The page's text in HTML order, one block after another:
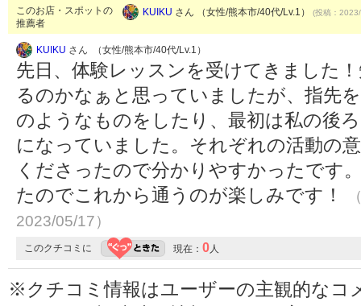
このお店・スポットの
推薦者
KUIKU さん （女性/熊本市/40代/Lv.1） (投稿：
KUIKU さん （女性/熊本市/40代/Lv.1）
先日、体験レッスンを受けてきました
るのかなぁと思っていましたが、指先
のようなものをしたり、最初は私の後
になっていました。それぞれの活動の
くださったので分かりやすかったです
たのでこれから通うのが楽しみです！
2023/05/17）
このクチコミに 現在： 0 人
※クチコミ情報はユーザーの主観的なコ